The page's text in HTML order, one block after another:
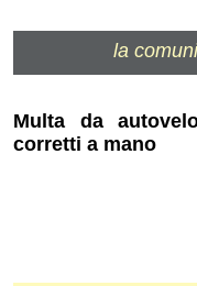
la
Multa da
corretti a mano